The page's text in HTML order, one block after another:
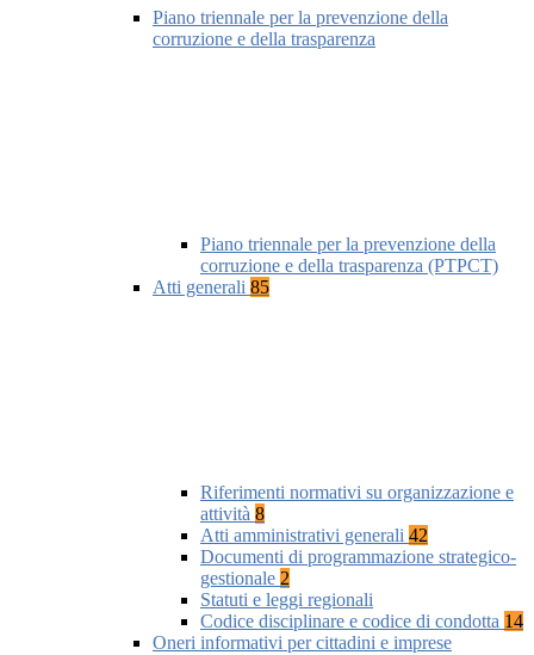
Piano triennale per la prevenzione della
corruzione e della trasparenza
Piano triennale per la prevenzione della
corruzione e della trasparenza (PTPCT)
Atti generali 85
Riferimenti normativi su organizzazione e
attività 8
Atti amministrativi generali 42
Documenti di programmazione strategico-
gestionale 2
Statuti e leggi regionali
Codice disciplinare e codice di condotta 14
Oneri informativi per cittadini e imprese